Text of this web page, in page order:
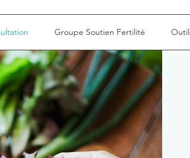
Groupe Soutien Fertilité